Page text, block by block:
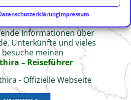
Impressum
Informationen über
Unterkünfte und vieles
meinen
– Reiseführer
- Offizielle Webseite